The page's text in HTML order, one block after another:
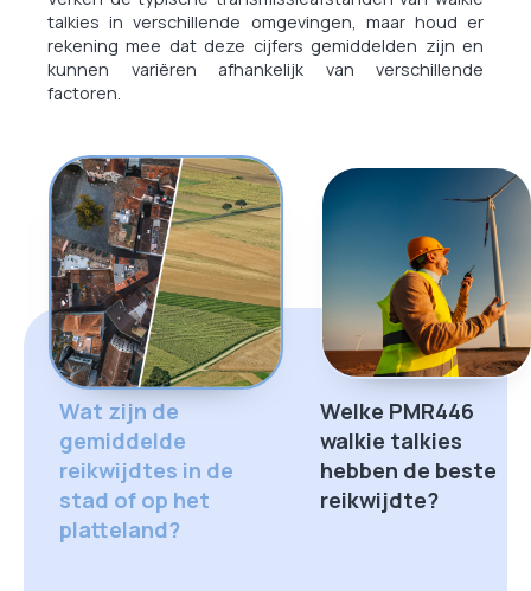
talkies in verschillende omgevingen, maar houd er
rekening mee dat deze cijfers gemiddelden zijn en
kunnen variëren afhankelijk van verschillende
factoren.
Wat zijn de
gemiddelde
reikwijdtes in de
stad of op het
platteland?
Welke PMR446
walkie talkies
hebben de beste
reikwijdte?